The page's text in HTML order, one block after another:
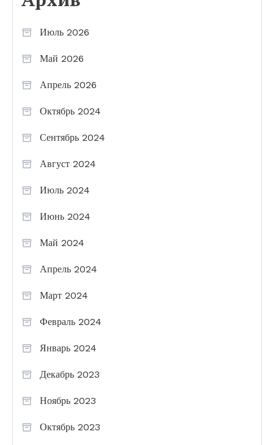
Июль 2026
Май 2026
Апрель 2026
Октябрь 2024
Сентябрь 2024
Август 2024
Июль 2024
Июнь 2024
Май 2024
Апрель 2024
Март 2024
Февраль 2024
Январь 2024
Декабрь 2023
Ноябрь 2023
Октябрь 2023